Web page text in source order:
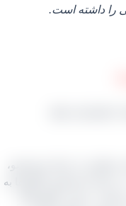
داشته است.
از جمله شستشو،
شستشو، انگورها به
سپس، انگورها از